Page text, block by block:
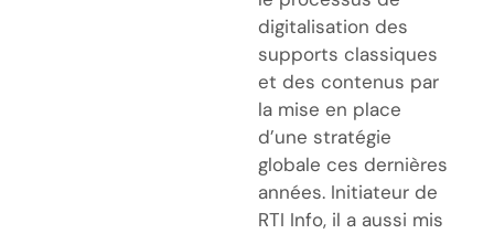
digitalisation des
supports classiques
et des contenus par
la mise en place
d’une stratégie
globale ces dernières
années. Initiateur de
RTI Info, il a aussi mis